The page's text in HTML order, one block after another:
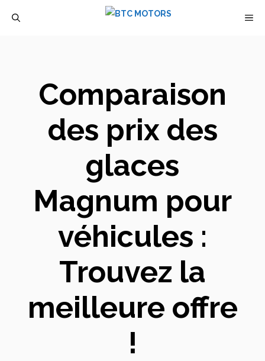
Comparaison
des prix des
glaces
Magnum pour
véhicules :
Trouvez la
meilleure offre
!